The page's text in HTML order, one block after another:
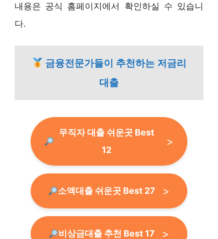
내용은 공식 홈페이지에서 확인하실 수 있습니
다.
금융전문가들이 추천하는 저금리
대출
무직자 대출 쉬운곳 Best
12
소액대출 쉬운곳 Best 27
비상금대출 추천 Best 17